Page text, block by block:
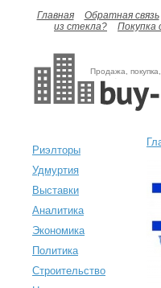
Главная Обратная связь
из стекла?
Покупка
Продажа,
Риэлторы
Удмуртия
Выставки
Аналитика
Экономика
Политика
Строительство